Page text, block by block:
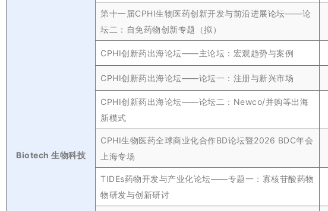
Biotech 生物科技
第十一届CPHI生物医药创新开发与前沿进展论坛——论
坛二：自免药物创新专题（拟）
CPHI创新药出海论坛——主论坛：宏观趋势与案例
CPHI创新药出海论坛——论坛一：注册与新兴市场
CPHI创新药出海论坛——论坛二：Newco/并购等出海
新模式
CPHI生物医药全球商业化合作BD论坛暨2026 BDC年会
上海专场
TIDEs药物开发与产业化论坛——专题一：寡核苷酸药物
物研发与创新研讨